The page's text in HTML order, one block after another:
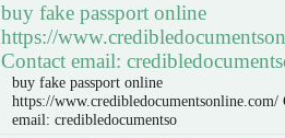
buy fake passport online
https://
Contact email:
buy fake passport online
https://www.credibledocumentsonline.com/
email: credibledocumentso